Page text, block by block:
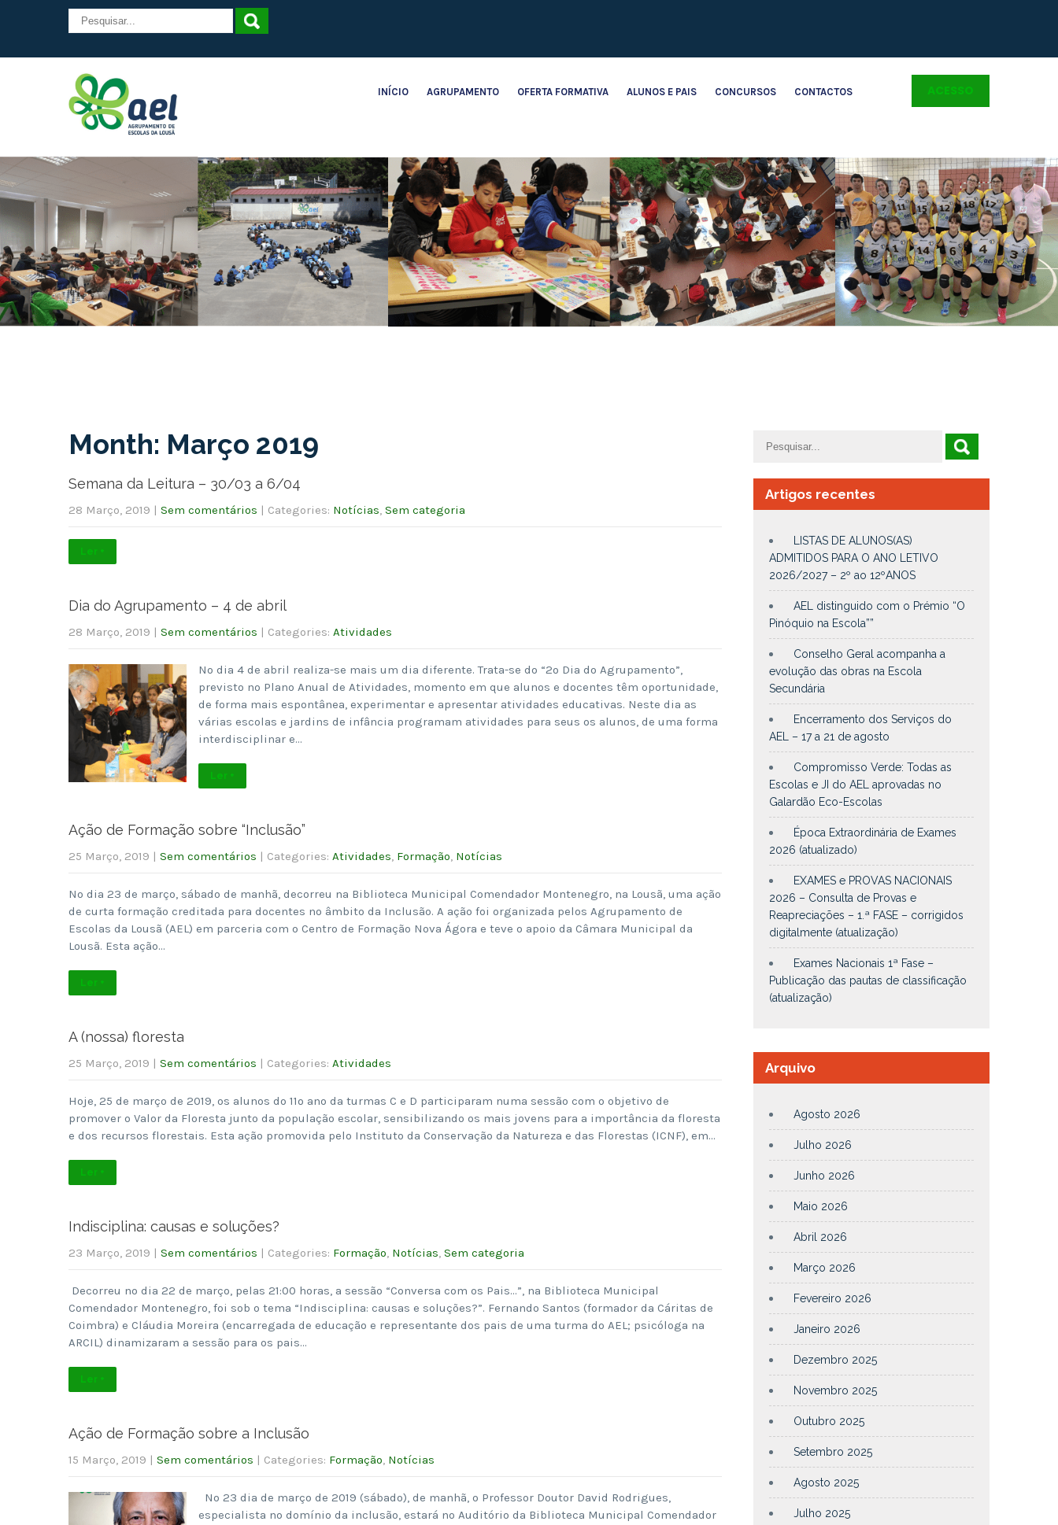
INÍCIO AGRUPAMENTO OFERTA FORMATIVA ALUNOS E PAIS CONCURSOS CONTACTOS ACESSO
Month: Março 2019
Semana da Leitura – 30/03 a 6/04
28 Março, 2019 | Sem comentários | Categories: Notícias, Sem categoria
Ler +
Dia do Agrupamento – 4 de abril
28 Março, 2019 | Sem comentários | Categories: Atividades
No dia 4 de abril realiza-se mais um dia diferente. Trata-se do “2º Dia do Agrupamento”,
previsto no Plano Anual de Atividades, momento em que alunos e docentes têm oportunidade,
de forma mais espontânea, experimentar e apresentar atividades educativas. Neste dia as
várias escolas e jardins de infância programam atividades para seus os alunos, de uma forma
interdisciplinar e…
Ler +
Ação de Formação sobre “Inclusão”
25 Março, 2019 | Sem comentários | Categories: Atividades, Formação, Notícias
No dia 23 de março, sábado de manhã, decorreu na Biblioteca Municipal Comendador Montenegro, na Lousã, uma ação
de curta formação creditada para docentes no âmbito da Inclusão. A ação foi organizada pelos Agrupamento de
Escolas da Lousã (AEL) em parceria com o Centro de Formação Nova Ágora e teve o apoio da Câmara Municipal da
Lousã. Esta ação…
Ler +
A (nossa) floresta
25 Março, 2019 | Sem comentários | Categories: Atividades
Hoje, 25 de março de 2019, os alunos do 11º ano da turmas C e D participaram numa sessão com o objetivo de
promover o Valor da Floresta junto da população escolar, sensibilizando os mais jovens para a importância da floresta
e dos recursos florestais. Esta ação promovida pelo Instituto da Conservação da Natureza e das Florestas (ICNF), em…
Ler +
Indisciplina: causas e soluções?
23 Março, 2019 | Sem comentários | Categories: Formação, Notícias, Sem categoria
Decorreu no dia 22 de março, pelas 21:00 horas, a sessão “Conversa com os Pais…”, na Biblioteca Municipal
Comendador Montenegro, foi sob o tema “Indisciplina: causas e soluções?”. Fernando Santos (formador da Cáritas de
Coimbra) e Cláudia Moreira (encarregada de educação e representante dos pais de uma turma do AEL; psicóloga na
ARCIL) dinamizaram a sessão para os pais…
Ler +
Ação de Formação sobre a Inclusão
15 Março, 2019 | Sem comentários | Categories: Formação, Notícias
No 23 dia de março de 2019 (sábado), de manhã, o Professor Doutor David Rodrigues,
especialista no domínio da inclusão, estará no Auditório da Biblioteca Municipal Comendador
Artigos recentes
LISTAS DE ALUNOS(AS)
ADMITIDOS PARA O ANO LETIVO
2026/2027 – 2º ao 12ºANOS
AEL distinguido com o Prémio “O
Pinóquio na Escola””
Conselho Geral acompanha a
evolução das obras na Escola
Secundária
Encerramento dos Serviços do
AEL – 17 a 21 de agosto
Compromisso Verde: Todas as
Escolas e JI do AEL aprovadas no
Galardão Eco-Escolas
Época Extraordinária de Exames
2026 (atualizado)
EXAMES e PROVAS NACIONAIS
2026 – Consulta de Provas e
Reapreciações – 1.ª FASE – corrigidos
digitalmente (atualização)
Exames Nacionais 1ª Fase –
Publicação das pautas de classificação
(atualização)
Arquivo
Agosto 2026
Julho 2026
Junho 2026
Maio 2026
Abril 2026
Março 2026
Fevereiro 2026
Janeiro 2026
Dezembro 2025
Novembro 2025
Outubro 2025
Setembro 2025
Agosto 2025
Julho 2025